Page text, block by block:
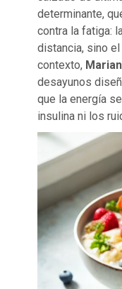
determinante,
contra la fatiga:
distancia, sino
contexto,
desayunos
que la energía
insulina ni los